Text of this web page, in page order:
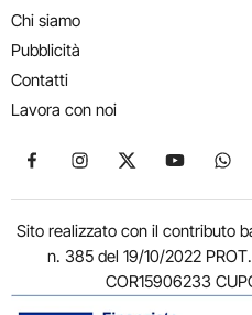
Chi siamo
Pubblicità
Contatti
Lavora con noi
Seguici su Facebook
Seguici su Instagram
Seguici su X
Seguici
Sito realizzato con il contributo
n. 385 del 19/10/2022
COR15906233